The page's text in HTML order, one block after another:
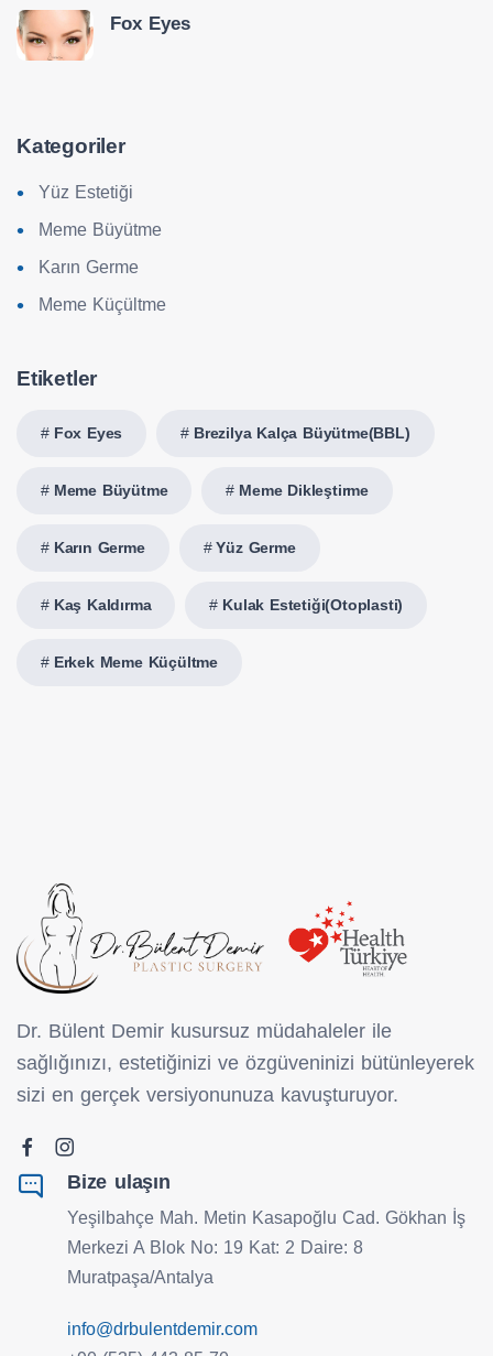
Fox Eyes
Kategoriler
Yüz Estetiği
Meme Büyütme
Karın Germe
Meme Küçültme
Etiketler
Fox Eyes Brezilya Kalça Büyütme(BBL)
Meme Büyütme Meme Dikleştirme
Karın Germe Yüz Germe
Kaş Kaldırma Kulak Estetiği(Otoplasti)
Erkek Meme Küçültme
Dr. Bülent Demir kusursuz müdahaleler ile
sağlığınızı, estetiğinizi ve özgüveninizi bütünleyerek
sizi en gerçek versiyonunuza kavuşturuyor.
Bize ulaşın
Yeşilbahçe Mah. Metin Kasapoğlu Cad. Gökhan İş
Merkezi A Blok No: 19 Kat: 2 Daire: 8
Muratpaşa/Antalya
info@drbulentdemir.com